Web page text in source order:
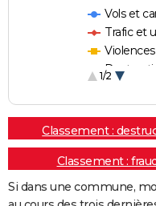
Vols et
Trafic et
1/2
Classement :
Classement :
Si dans une commune,